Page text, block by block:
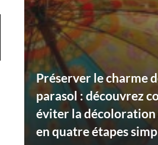
Préserver le charme
parasol : découvrez
éviter la décoloration
en quatre étapes